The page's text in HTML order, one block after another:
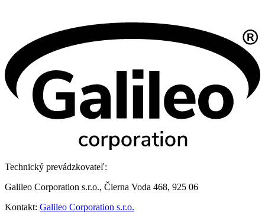
Technický prevádzkovateľ:
Galileo Corporation s.r.o., Čierna Voda 468, 925 06
Kontakt: Galileo Corporation s.r.o.